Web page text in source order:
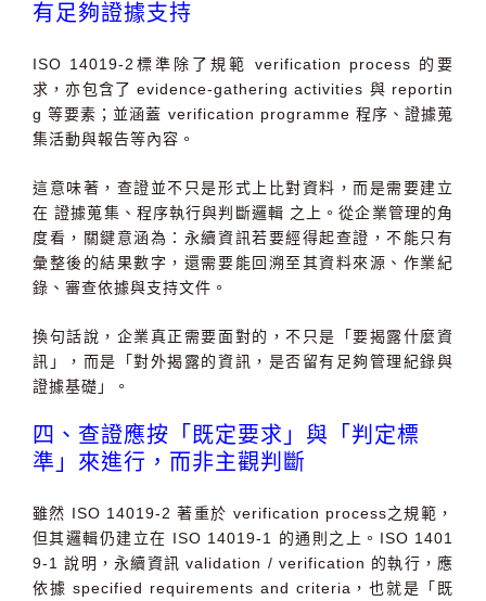
有足夠證據支持
ISO 14019-2 標準除了規範 verification process 的要
求，亦包含了evidence-gathering activities 與 reportin
g等要素；並涵蓋 verification programme 程序、證據蒐
集活動與報告等內容。
這意味著，查證並不只是形式上比對資料，而是需要建立
在證據蒐集、程序執行與判斷邏輯 之上。從企業管理的角
度看，關鍵意涵為：永續資訊若要經得起查證，不能只有
彙整後的結果數字，還需要能回溯至其資料來源、作業紀
錄、審查依據與支持文件 。
換句話說，企業真正需要面對的，不只是「要揭露什麼資
訊」，而是「對外揭露的資訊，是否留有足夠管理紀錄與
證據基礎」。
四、查證應按「既定要求」與「判定標
準」來進行，而非主觀判斷
雖然 ISO 14019-2著重於 verification process之規範，
但其邏輯仍建立在 ISO 14019-1 的通則之上。 ISO 1401
9-1說明，永續資訊 validation / verification 的執行，應
依據 specified requirements and criteria ，也就是「 既